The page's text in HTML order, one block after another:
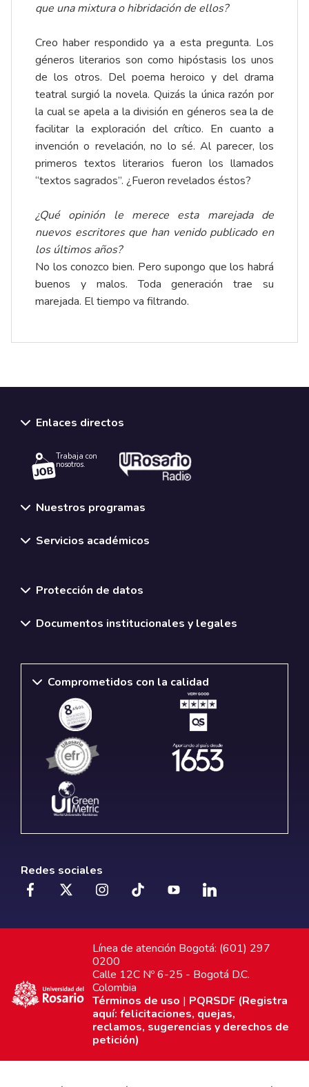
que una mixtura o hibridación de ellos?
Creo haber respondido ya a esta pregunta. Los
géneros literarios son como hipóstasis los unos
de los otros. Del poema heroico y del drama
teatral surgió la novela. Quizás la única razón por
la cual se apela a la división en géneros sea la de
facilitar la exploración del crítico. En cuanto a
invención o revelación, no lo sé. Al parecer, los
primeros textos literarios fueron los llamados
“textos sagrados”. ¿Fueron revelados éstos?
¿Qué opinión le merece esta marejada de
nuevos escritores que han venido publicado en
los últimos años?
No los conozco bien. Pero supongo que los habrá
buenos y malos. Toda generación trae su
marejada. El tiempo va filtrando.
Enlaces directos
Trabaja con
nosotros.
Nuestros programas
Servicios académicos
Protección de datos
Documentos institucionales y legales
Comprometidos con la calidad
Redes sociales
Línea de atención Bogotá: (601) 297
0200
Calle 12C Nº 6-25 - Bogotá D.C.
Colombia
Términos de uso | PQRSDF (Registra
aquí: felicitaciones, quejas,
reclamos, sugerencias y derechos de
petición)